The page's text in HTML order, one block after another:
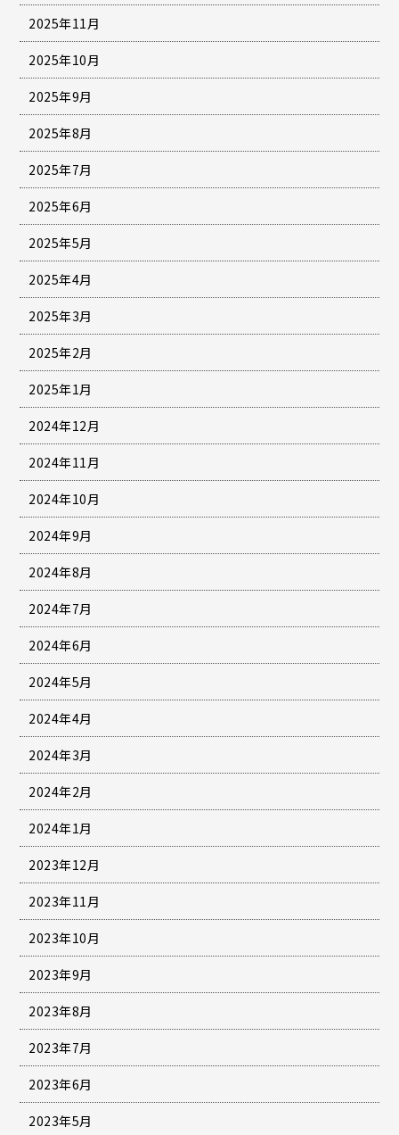
2025年11月
2025年10月
2025年9月
2025年8月
2025年7月
2025年6月
2025年5月
2025年4月
2025年3月
2025年2月
2025年1月
2024年12月
2024年11月
2024年10月
2024年9月
2024年8月
2024年7月
2024年6月
2024年5月
2024年4月
2024年3月
2024年2月
2024年1月
2023年12月
2023年11月
2023年10月
2023年9月
2023年8月
2023年7月
2023年6月
2023年5月